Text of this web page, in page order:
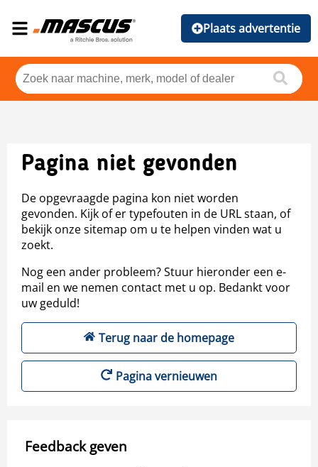
Plaats advertentie
Pagina niet gevonden
De opgevraagde pagina kon niet worden
gevonden. Kijk of er typefouten in de URL staan, of
bekijk onze sitemap om u te helpen vinden wat u
zoekt.
Nog een ander probleem? Stuur hieronder een e-
mail en we nemen contact met u op. Bedankt voor
uw geduld!
Terug naar de homepage
Pagina vernieuwen
Feedback geven